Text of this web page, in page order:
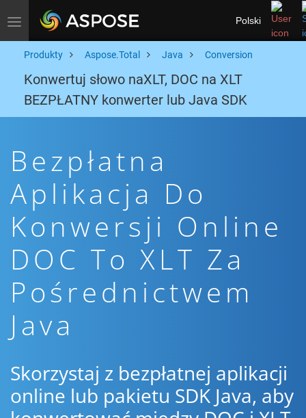
Toggle navigation Polski
Produkty Aspose.Total Java Conversion
Konwertuj słowo naXLT, DOC na XLT
BEZPŁATNY konwerter lub Java SDK
Bezpłatna
Aplikacja Do
Konwersji Online
DOC To XLT Za
Pośrednictwem
Java
Skorzystaj z bezpłatnej aplikacji
online lub pakietu SDK Java, aby